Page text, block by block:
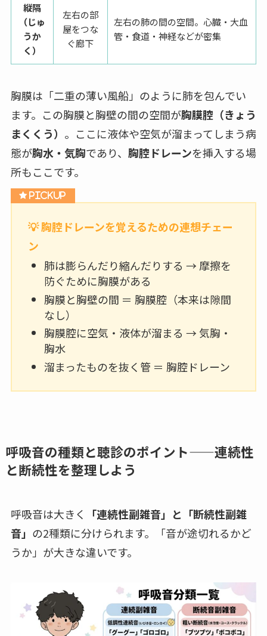
縦隔
（じゅ
うか
く）
左右の部
屋をつな
ぐ廊下
左右の肺の間の空間。心臓・大血
管・食道・神経などが密集
胸膜は「二重の薄い風船」のように肺を包んでい
ます。この胸膜と胸壁の間の空間が胸膜腔（きょう
まくくう） 。ここに液体や空気が溜まってしまう病
態が胸水・気胸であり、 胸腔ドレーンを挿入する場
所もここです。
💡 胸腔ドレーンを覚えるための連想チェー
ン
肺は膨らんだり縮んだりする → 摩擦を
防ぐために胸膜がある
胸膜と胸壁の間 ＝ 胸膜腔（本来は隙間
なし）
胸膜腔に空気・液体が溜まる → 気胸・
胸水
溜まったものを抜く管 ＝ 胸腔ドレーン
呼吸音の種類と聴診のポイント——連続性
と断続性を整理しよう
呼吸音は大きく
「連続性副雑音」と「断続性副雑
音」 の2種類に分けられます。「音が途切れるかど
うか」が大きな違いです。